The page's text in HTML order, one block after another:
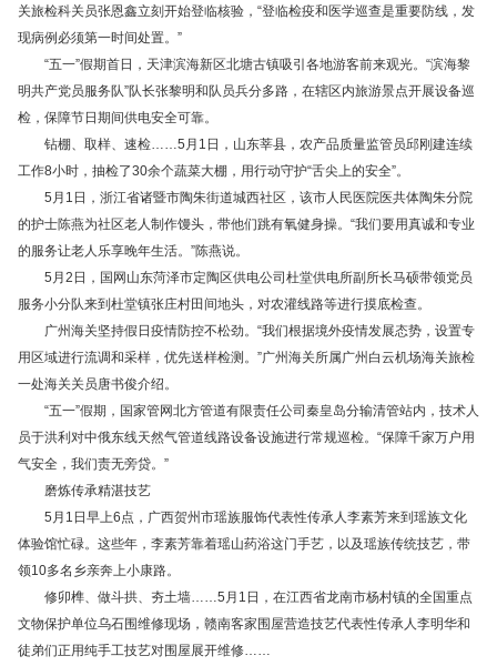
关旅检科关员张恩鑫立刻开始登临核验，“登临检疫和医学巡查是重要防线，发
现病例必须第一时间处置。”
“五一”假期首日，天津滨海新区北塘古镇吸引各地游客前来观光。“滨海黎
明共产党员服务队”队长张黎明和队员兵分多路，在辖区内旅游景点开展设备巡
检，保障节日期间供电安全可靠。
钻棚、取样、速检……5月1日，山东莘县，农产品质量监管员邱刚建连续
工作8小时，抽检了30余个蔬菜大棚，用行动守护“舌尖上的安全”。
5月1日，浙江省诸暨市陶朱街道城西社区，该市人民医院医共体陶朱分院
的护士陈燕为社区老人制作馒头，带他们跳有氧健身操。“我们要用真诚和专业
的服务让老人乐享晚年生活。”陈燕说。
5月2日，国网山东菏泽市定陶区供电公司杜堂供电所副所长马硕带领党员
服务小分队来到杜堂镇张庄村田间地头，对农灌线路等进行摸底检查。
广州海关坚持假日疫情防控不松劲。“我们根据境外疫情发展态势，设置专
用区域进行流调和采样，优先送样检测。”广州海关所属广州白云机场海关旅检
一处海关关员唐书俊介绍。
“五一”假期，国家管网北方管道有限责任公司秦皇岛分输清管站内，技术人
员于洪利对中俄东线天然气管道线路设备设施进行常规巡检。“保障千家万户用
气安全，我们责无旁贷。”
磨炼传承精湛技艺
5月1日早上6点，广西贺州市瑶族服饰代表性传承人李素芳来到瑶族文化
体验馆忙碌。这些年，李素芳靠着瑶山药浴这门手艺，以及瑶族传统技艺，带
领10多名乡亲奔上小康路。
修卯榫、做斗拱、夯土墙……5月1日，在江西省龙南市杨村镇的全国重点
文物保护单位乌石围维修现场，赣南客家围屋营造技艺代表性传承人李明华和
徒弟们正用纯手工技艺对围屋展开维修……